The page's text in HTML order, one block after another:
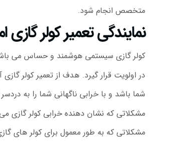
متخصص انجام شود.
نمایندگی تعمیر کولر گازی
کولر گازی سیستمی هوشمند و حساس می
در اولویت قرار گیرد. هدف از تعمیر کولر
شما باشد و با خرابی ناگهانی شما را به دردسر
مشکلاتی که نشان دهنده خرابی کولر گازی
مشکلاتی که به طور معمول برای کولر های